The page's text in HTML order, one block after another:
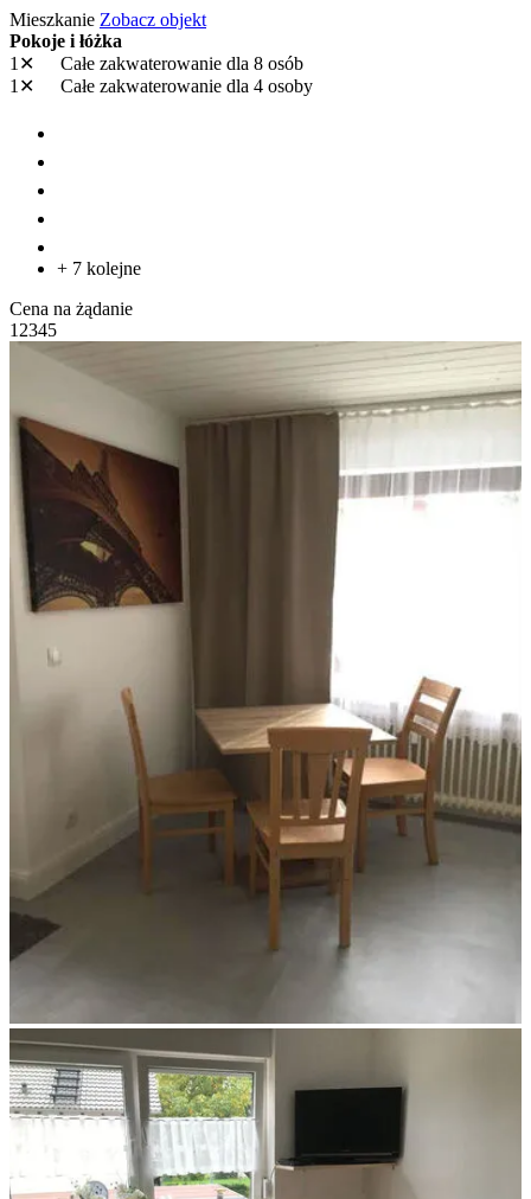
Mieszkanie Zobacz objekt
Pokoje i łóżka
1✕
Całe zakwaterowanie dla 8 osób
1✕
Całe zakwaterowanie dla 4 osoby
+ 7 kolejne
Cena na żądanie
1 2345